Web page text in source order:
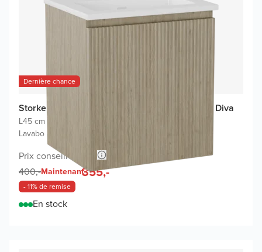
Dernière chance
Storke Ribs meuble salle de bains avec lavabo Diva
L45 cm x P35 cm
Lavabo blanc
Prix conseillé 700,-
400,-Maintenant355,-
- 11% de remise
En stock